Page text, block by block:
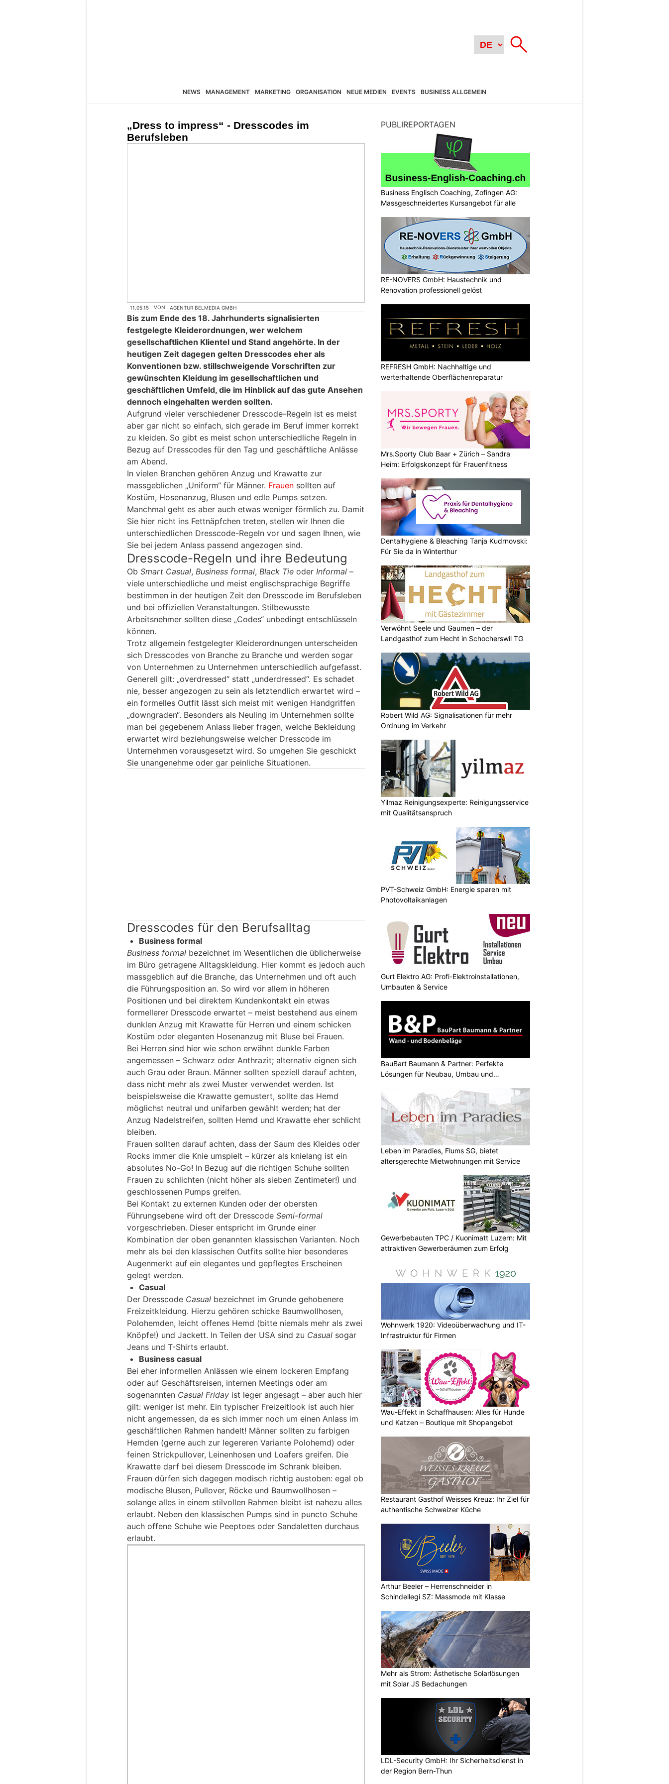
NEWS MANAGEMENT MARKETING ORGANISATION NEUE MEDIEN EVENTS BUSINESS ALLGEMEIN
„Dress to impress“ - Dresscodes im
Berufsleben
11.05.15 VON AGENTUR BELMEDIA GMBH
Bis zum Ende des 18. Jahrhunderts signalisierten
festgelegte Kleiderordnungen, wer welchem
gesellschaftlichen Klientel und Stand angehörte. In der
heutigen Zeit dagegen gelten Dresscodes eher als
Konventionen bzw. stillschweigende Vorschriften zur
gewünschten Kleidung im gesellschaftlichen und
geschäftlichen Umfeld, die im Hinblick auf das gute Ansehen
dennoch eingehalten werden sollten.
Aufgrund vieler verschiedener Dresscode-Regeln ist es meist
aber gar nicht so einfach, sich gerade im Beruf immer korrekt
zu kleiden. So gibt es meist schon unterschiedliche Regeln in
Bezug auf Dresscodes für den Tag und geschäftliche Anlässe
am Abend.
In vielen Branchen gehören Anzug und Krawatte zur
massgeblichen „Uniform“ für Männer. Frauen sollten auf
Kostüm, Hosenanzug, Blusen und edle Pumps setzen.
Manchmal geht es aber auch etwas weniger förmlich zu. Damit
Sie hier nicht ins Fettnäpfchen treten, stellen wir Ihnen die
unterschiedlichen Dresscode-Regeln vor und sagen Ihnen, wie
Sie bei jedem Anlass passend angezogen sind.
Dresscode-Regeln und ihre Bedeutung
Ob Smart Casual, Business formal, Black Tie oder Informal –
viele unterschiedliche und meist englischsprachige Begriffe
bestimmen in der heutigen Zeit den Dresscode im Berufsleben
und bei offiziellen Veranstaltungen. Stilbewusste
Arbeitsnehmer sollten diese „Codes“ unbedingt entschlüsseln
können.
Trotz allgemein festgelegter Kleiderordnungen unterscheiden
sich Dresscodes von Branche zu Branche und werden sogar
von Unternehmen zu Unternehmen unterschiedlich aufgefasst.
Generell gilt: „overdressed“ statt „underdressed“. Es schadet
nie, besser angezogen zu sein als letztendlich erwartet wird –
ein formelles Outfit lässt sich meist mit wenigen Handgriffen
„downgraden“. Besonders als Neuling im Unternehmen sollte
man bei gegebenem Anlass lieber fragen, welche Bekleidung
erwartet wird beziehungsweise welcher Dresscode im
Unternehmen vorausgesetzt wird. So umgehen Sie geschickt
Sie unangenehme oder gar peinliche Situationen.
Dresscodes für den Berufsalltag
Business formal
Business formal bezeichnet im Wesentlichen die üblicherweise
im Büro getragene Alltagskleidung. Hier kommt es jedoch auch
massgeblich auf die Branche, das Unternehmen und oft auch
die Führungsposition an. So wird vor allem in höheren
Positionen und bei direktem Kundenkontakt ein etwas
formellerer Dresscode erwartet – meist bestehend aus einem
dunklen Anzug mit Krawatte für Herren und einem schicken
Kostüm oder eleganten Hosenanzug mit Bluse bei Frauen.
Bei Herren sind hier wie schon erwähnt dunkle Farben
angemessen – Schwarz oder Anthrazit; alternativ eignen sich
auch Grau oder Braun. Männer sollten speziell darauf achten,
dass nicht mehr als zwei Muster verwendet werden. Ist
beispielsweise die Krawatte gemustert, sollte das Hemd
möglichst neutral und unifarben gewählt werden; hat der
Anzug Nadelstreifen, sollten Hemd und Krawatte eher schlicht
bleiben.
Frauen sollten darauf achten, dass der Saum des Kleides oder
Rocks immer die Knie umspielt – kürzer als knielang ist ein
absolutes No-Go! In Bezug auf die richtigen Schuhe sollten
Frauen zu schlichten (nicht höher als sieben Zentimeter!) und
geschlossenen Pumps greifen.
Bei Kontakt zu externen Kunden oder der obersten
Führungsebene wird oft der Dresscode Semi-formal
vorgeschrieben. Dieser entspricht im Grunde einer
Kombination der oben genannten klassischen Varianten. Noch
mehr als bei den klassischen Outfits sollte hier besonderes
Augenmerkt auf ein elegantes und gepflegtes Erscheinen
gelegt werden.
Casual
Der Dresscode Casual bezeichnet im Grunde gehobenere
Freizeitkleidung. Hierzu gehören schicke Baumwollhosen,
Polohemden, leicht offenes Hemd (bitte niemals mehr als zwei
Knöpfe!) und Jackett. In Teilen der USA sind zu Casual sogar
Jeans und T-Shirts erlaubt.
Business casual
Bei eher informellen Anlässen wie einem lockeren Empfang
oder auf Geschäftsreisen, internen Meetings oder am
sogenannten Casual Friday ist leger angesagt – aber auch hier
gilt: weniger ist mehr. Ein typischer Freizeitlook ist auch hier
nicht angemessen, da es sich immer noch um einen Anlass im
geschäftlichen Rahmen handelt! Männer sollten zu farbigen
Hemden (gerne auch zur legereren Variante Polohemd) oder
feinen Strickpullover, Leinenhosen und Loafers greifen. Die
Krawatte darf bei diesem Dresscode im Schrank bleiben.
Frauen dürfen sich dagegen modisch richtig austoben: egal ob
modische Blusen, Pullover, Röcke und Baumwollhosen –
solange alles in einem stilvollen Rahmen bleibt ist nahezu alles
erlaubt. Neben den klassischen Pumps sind in puncto Schuhe
auch offene Schuhe wie Peeptoes oder Sandaletten durchaus
erlaubt.
PUBLIREPORTAGEN
Business Englisch Coaching, Zofingen AG:
Massgeschneidertes Kursangebot für alle
RE-NOVERS GmbH: Haustechnik und
Renovation professionell gelöst
REFRESH GmbH: Nachhaltige und
werterhaltende Oberflächenreparatur
Mrs.Sporty Club Baar + Zürich – Sandra
Heim: Erfolgskonzept für Frauenfitness
Dentalhygiene & Bleaching Tanja Kudrnovski:
Für Sie da in Winterthur
Verwöhnt Seele und Gaumen – der
Landgasthof zum Hecht in Schocherswil TG
Robert Wild AG: Signalisationen für mehr
Ordnung im Verkehr
Yilmaz Reinigungsexperte: Reinigungsservice
mit Qualitätsanspruch
PVT-Schweiz GmbH: Energie sparen mit
Photovoltaikanlagen
Gurt Elektro AG: Profi-Elektroinstallationen,
Umbauten & Service
BauBart Baumann & Partner: Perfekte
Lösungen für Neubau, Umbau und
Leben im Paradies, Flums SG, bietet
altersgerechte Mietwohnungen mit Service
Gewerbebauten TPC / Kuonimatt Luzern: Mit
attraktiven Gewerberäumen zum Erfolg
Wohnwerk 1920: Videoüberwachung und IT-
Infrastruktur für Firmen
Wau-Effekt in Schaffhausen: Alles für Hunde
und Katzen – Boutique mit Shopangebot
Restaurant Gasthof Weisses Kreuz: Ihr Ziel für
authentische Schweizer Küche
Arthur Beeler – Herrenschneider in
Schindellegi SZ: Massmode mit Klasse
Mehr als Strom: Ästhetische Solarlösungen
mit Solar JS Bedachungen
LDL-Security GmbH: Ihr Sicherheitsdienst in
der Region Bern-Thun